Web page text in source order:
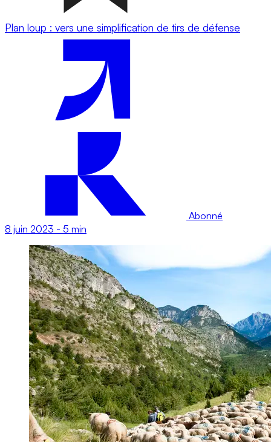
Plan loup : vers une simplification de tirs de défense
Abonné
8 juin 2023 - 5 min